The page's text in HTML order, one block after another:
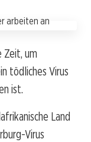
Zeit, um
tödliches Virus
ist.
Land
Virus